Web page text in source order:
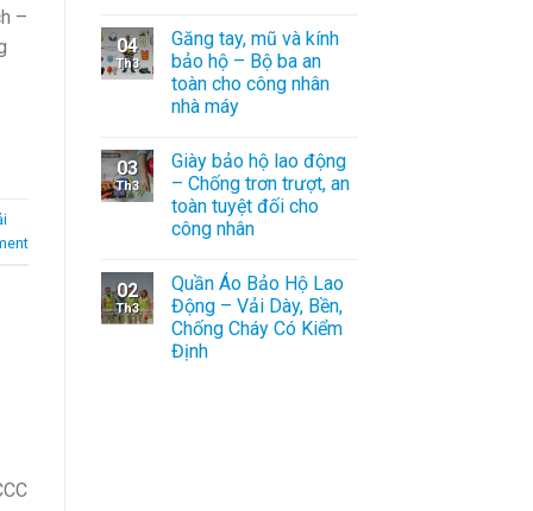
–
04
Th3
Găng tay, mũ và kính
bảo hộ – Bộ ba an
toàn cho công nhân
nhà máy
03
Th3
Giày bảo hộ lao động
– Chống trơn trượt, an
toàn tuyệt đối cho
công nhân
02
Th3
Quần Áo Bảo Hộ Lao
Động – Vải Dày, Bền,
Chống Cháy Có Kiểm
Định